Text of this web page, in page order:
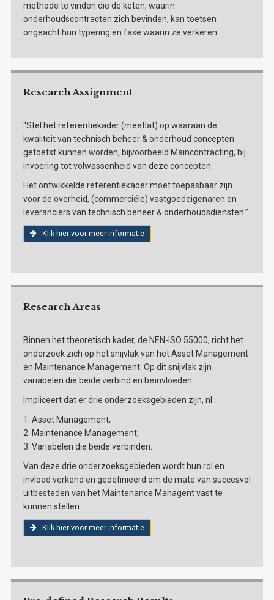
methode te vinden die de keten, waarin
onderhoudscontracten zich bevinden, kan toetsen
ongeacht hun typering en fase waarin ze verkeren.
Research Assignment
“Stel het referentiekader (meetlat) op waaraan de
kwaliteit van technisch beheer & onderhoud concepten
getoetst kunnen worden, bijvoorbeeld Maincontracting, bij
invoering tot volwassenheid van deze concepten.
Het ontwikkelde referentiekader moet toepasbaar zijn
voor de overheid, (commerciële) vastgoedeigenaren en
leveranciers van technisch beheer & onderhoudsdiensten.”
Klik hier voor meer informatie
Research Areas
Binnen het theoretisch kader, de NEN-ISO 55000, richt het
onderzoek zich op het snijvlak van het Asset Management
en Maintenance Management. Op dit snijvlak zijn
variabelen die beide verbind en beïnvloeden.
Impliceert dat er drie onderzoeksgebieden zijn, nl :
1. Asset Management,
2. Maintenance Management,
3. Variabelen die beide verbinden.
Van deze drie onderzoeksgebieden wordt hun rol en
invloed verkend en gedefinieerd om de mate van succesvol
uitbesteden van het Maintenance Managent vast te
kunnen stellen.
Klik hier voor meer informatie